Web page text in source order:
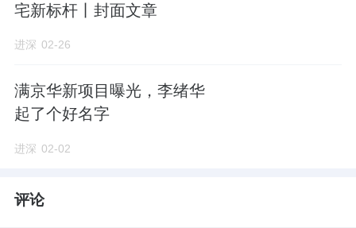
来源：进深
宅新标杆丨封面文章
进深 02-26
满京华新项目曝光，李绪华
起了个好名字
进深 02-02
评论